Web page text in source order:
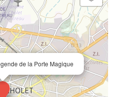
de la Porte Magique